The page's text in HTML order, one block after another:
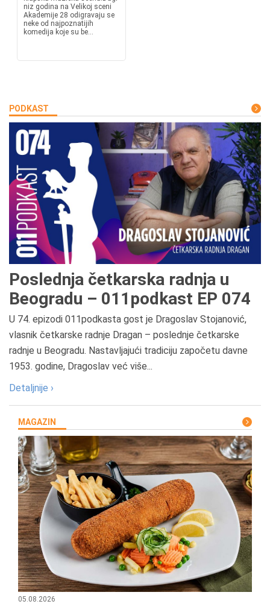
niz godina na Velikoj sceni
Akademije 28 odigravaju se
neke od najpoznatijih
komedija koje su be...
PODKAST
Poslednja četkarska radnja u
Beogradu – 011podkast EP 074
U 74. epizodi 011podkasta gost je Dragoslav Stojanović,
vlasnik četkarske radnje Dragan – poslednje četkarske
radnje u Beogradu. Nastavljajući tradiciju započetu davne
1953. godine, Dragoslav već više...
Detaljnije ›
MAGAZIN
05.08.2026